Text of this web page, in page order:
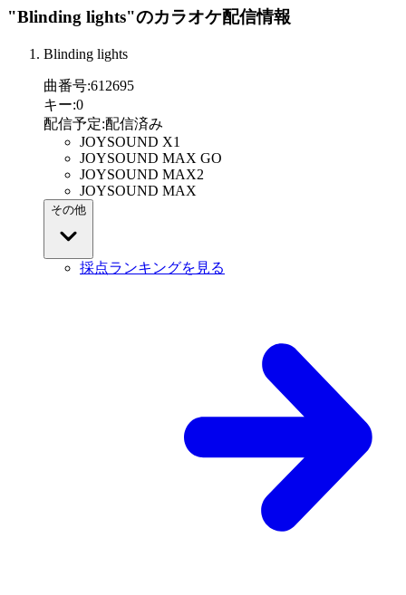
"Blinding lights"のカラオケ配信情報
Blinding lights
曲番号:612695
キー:0
配信予定:配信済み
JOYSOUND X1
JOYSOUND MAX GO
JOYSOUND MAX2
JOYSOUND MAX
その他
採点ランキングを見る